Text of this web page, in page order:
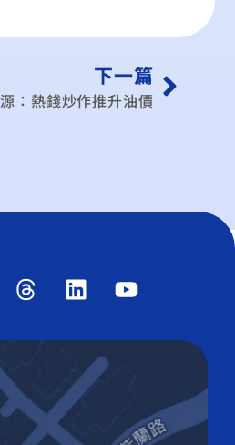
下一篇
：熱錢炒作推升油價